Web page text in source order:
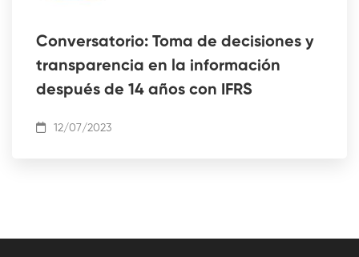
Conversatorio: Toma de decisiones y
transparencia en la información
después de 14 años con IFRS
12/07/2023